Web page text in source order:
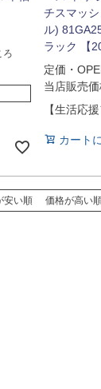
ろ
チスマッ
ル)
ラック 【
定価・
当店販売
【生活応
カート
安い順 価格が高い